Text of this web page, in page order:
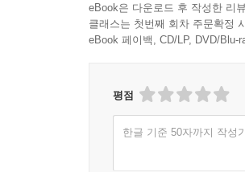
eBook은 다운로드 후 작성한 리
클래스는 첫번째 회차 주문확정
eBook 페이백, CD/LP, DVD/
평점
한글 기준 50자까지 작성